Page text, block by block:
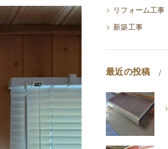
リフォーム工事
新築工事
最近の投稿